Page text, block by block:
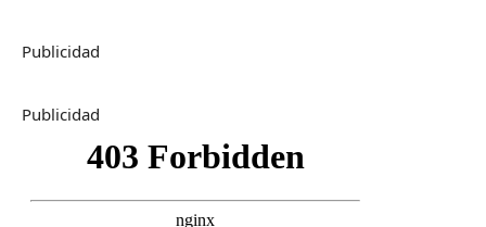
Publicidad
Publicidad